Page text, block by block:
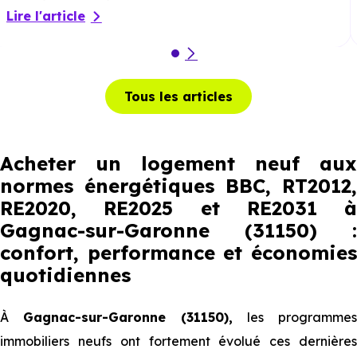
Lire l'article
Tous les articles
Acheter un logement neuf aux
normes énergétiques BBC, RT2012,
RE2020, RE2025 et RE2031 à
Gagnac-sur-Garonne (31150) :
confort, performance et économies
quotidiennes
À Gagnac-sur-Garonne (31150), les programmes
immobiliers neufs ont fortement évolué ces dernières